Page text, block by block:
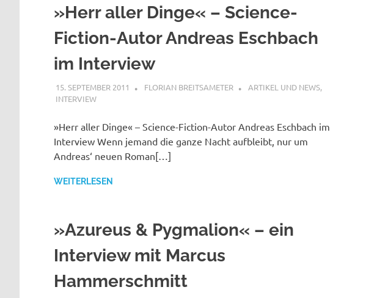
»Herr aller Dinge« – Science-
Fiction-Autor Andreas Eschbach
im Interview
15. SEPTEMBER 2011 FLORIAN BREITSAMETER ARTIKEL UND NEWS,
INTERVIEW
»Herr aller Dinge« – Science-Fiction-Autor Andreas Eschbach im
Interview Wenn jemand die ganze Nacht aufbleibt, nur um
Andreas‘ neuen Roman[…]
WEITERLESEN
»Azureus & Pygmalion« – ein
Interview mit Marcus
Hammerschmitt